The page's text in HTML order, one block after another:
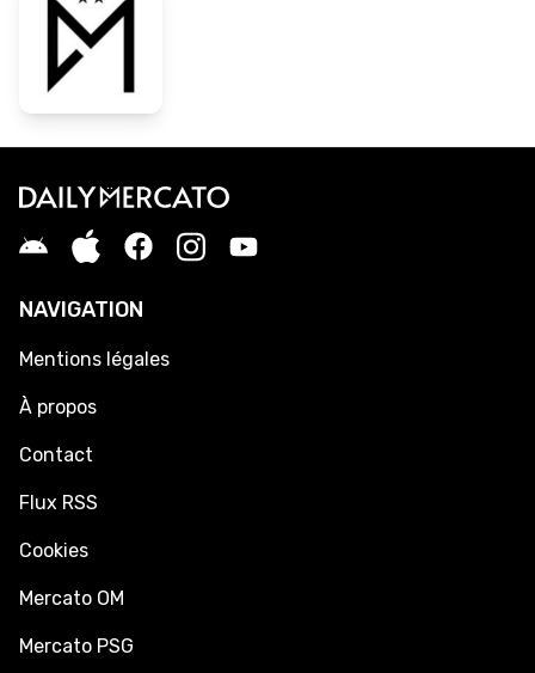
NAVIGATION
Mentions légales
À propos
Contact
Flux RSS
Cookies
Mercato OM
Mercato PSG